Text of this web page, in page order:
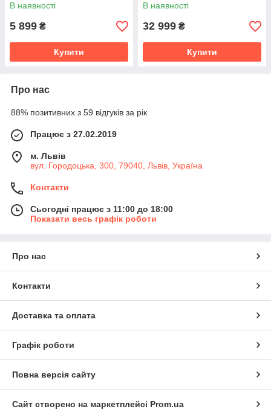
В наявності
5 899 ₴
Купити
В наявності
32 999 ₴
Купити
Про нас
88% позитивних з 59 відгуків за рік
Працює з 27.02.2019
м. Львів
вул. Городоцька, 300, 79040, Львів, Україна
Контакти
Сьогодні працює з 11:00 до 18:00
Показати весь графік роботи
Про нас
Контакти
Доставка та оплата
Графік роботи
Повна версія сайту
Сайт створено на маркетплейсі Prom.ua